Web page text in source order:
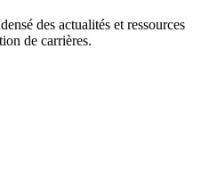
des actualités et ressources
de carrières.